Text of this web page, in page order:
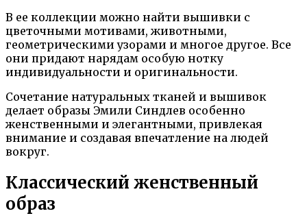
В ее коллекции можно найти вышивки с
цветочными мотивами, животными,
геометрическими узорами и многое другое. Все
они придают нарядам особую нотку
индивидуальности и оригинальности.
Сочетание натуральных тканей и вышивок
делает образы Эмили Синдлев особенно
женственными и элегантными, привлекая
внимание и создавая впечатление на людей
вокруг.
Классический женственный
образ